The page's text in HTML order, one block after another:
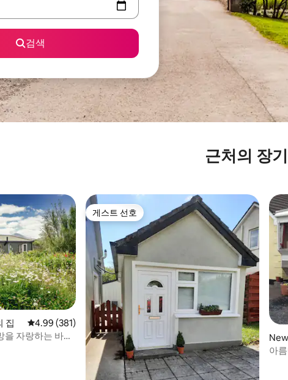
검색
근처의 장
집 평점 4.99점(5점 만점), 후기 381개
4.99 (381)
자랑하는 바닷
게스트 선호
게스트 선호
아